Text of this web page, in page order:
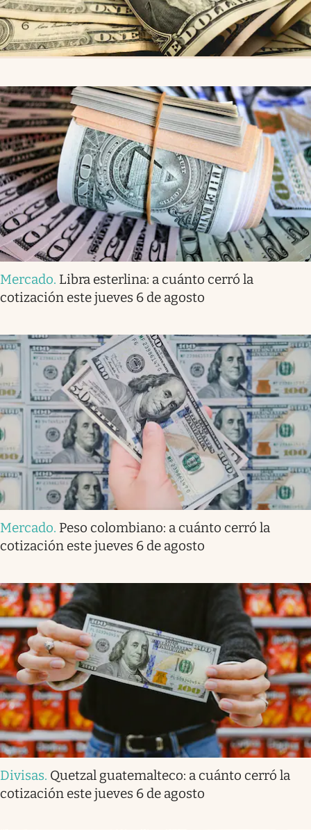
Mercado. Libra esterlina: a cuánto cerró la
cotización este jueves 6 de agosto
Mercado. Peso colombiano: a cuánto cerró la
cotización este jueves 6 de agosto
Divisas. Quetzal guatemalteco: a cuánto cerró la
cotización este jueves 6 de agosto